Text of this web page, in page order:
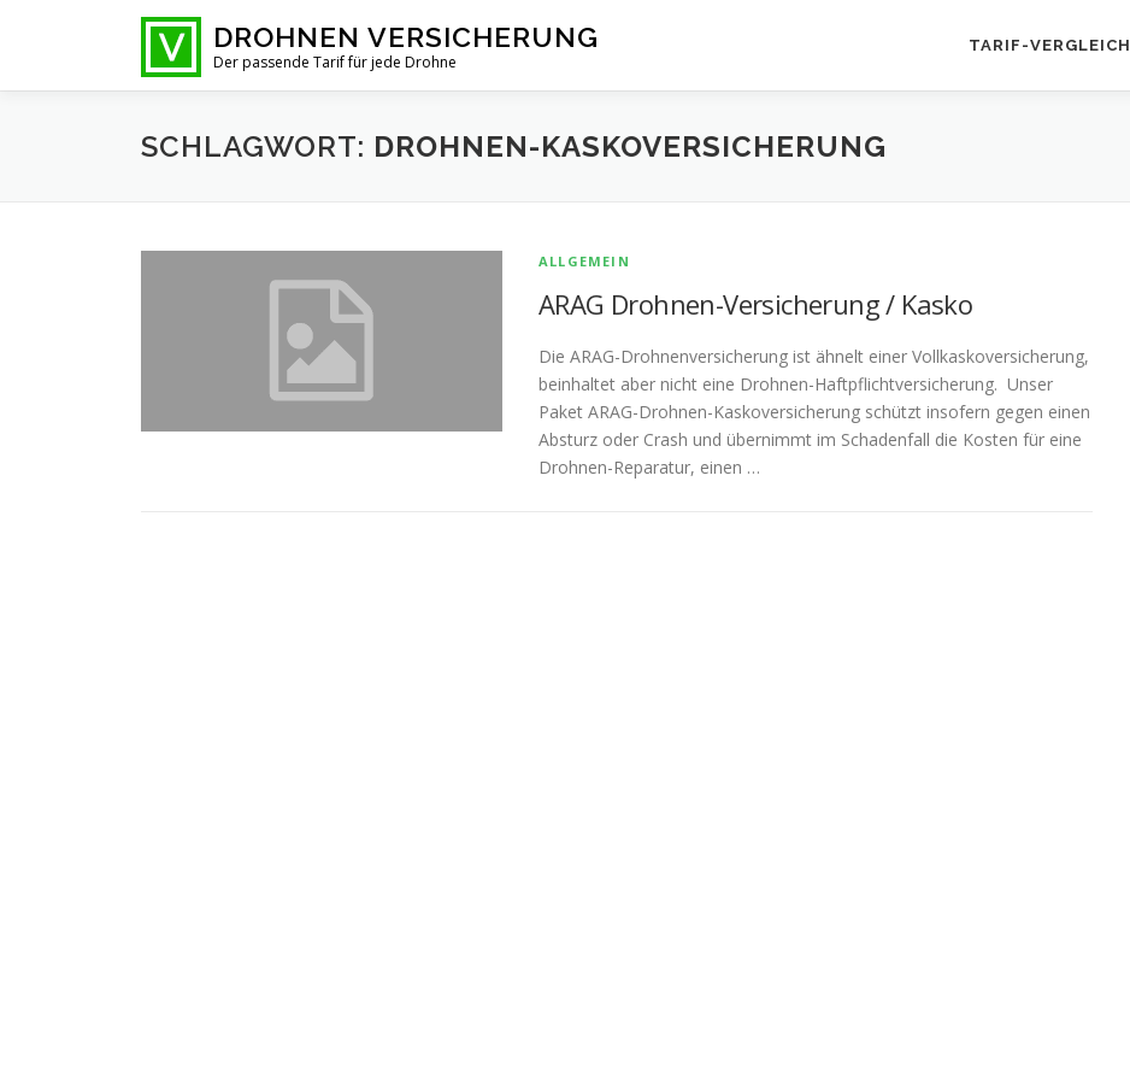
DROHNEN VERSICHERUNG
Der passende Tarif für jede Drohne
TARIF-VERGLEICH
SCHLAGWORT: DROHNEN-KASKOVERSICHERUNG
ALLGEMEIN
ARAG Drohnen-Versicherung / Kasko
Die ARAG-Drohnenversicherung ist ähnelt einer Vollkaskoversicherung,
beinhaltet aber nicht eine Drohnen-Haftpflichtversicherung. Unser
Paket ARAG-Drohnen-Kaskoversicherung schützt insofern gegen einen
Absturz oder Crash und übernimmt im Schadenfall die Kosten für eine
Drohnen-Reparatur, einen …